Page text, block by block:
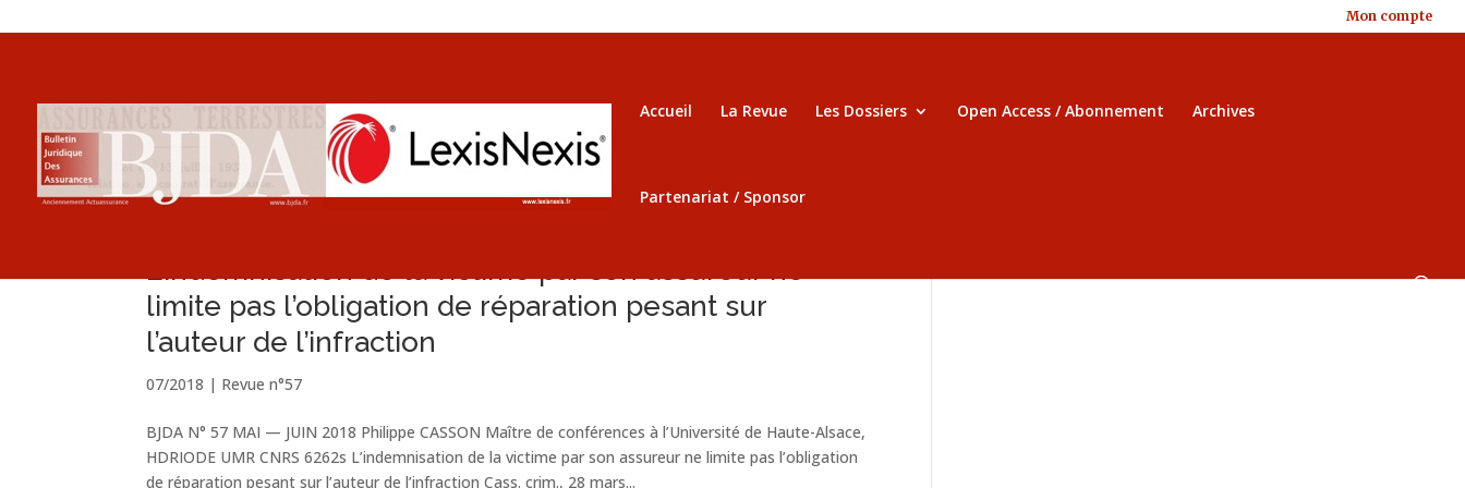
Mon compte
Accueil La Revue Les Dossiers Open Access / Abonnement Archives
Partenariat / Sponsor
L’indemnisation de la victime par son assureur ne
limite pas l’obligation de réparation pesant sur
l’auteur de l’infraction
07/2018 | Revue n°57
BJDA N° 57 MAI — JUIN 2018 Philippe CASSON Maître de conférences à l’Université de Haute-Alsace,
HDRIODE UMR CNRS 6262s L’indemnisation de la victime par son assureur ne limite pas l’obligation
de réparation pesant sur l’auteur de l’infraction Cass. crim., 28 mars...